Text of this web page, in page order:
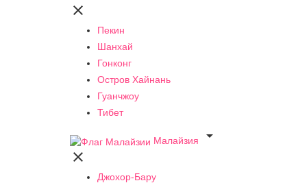

Пекин
Шанхай
Гонконг
Остров Хайнань
Гуанчжоу
Тибет
Малайзия


Джохор-Бару